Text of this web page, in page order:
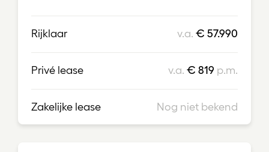
Rijklaar v.a.€ 57.990
Privé lease v.a.€ 819 p.m.
Zakelijke lease Nog niet bekend